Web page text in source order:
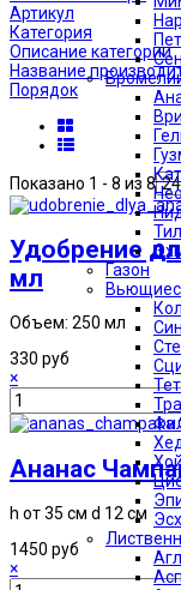
Газон
Артикул
Категория
Описание категории
Название
Порядок
Показано 1 - 8 из 8
Удобрение
мл
Объем: 250 мл
330 руб
×
Ананас
h от 35 см d 12 см
1450 руб
×